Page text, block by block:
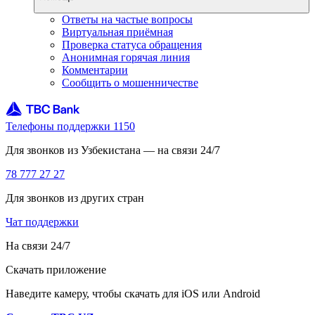
регистрации в разделе «Кредит» надо заполнить короткую
анкету и отправить заявку. Решение придёт за минуту* — вы
увидите свою процентную ставку, а также одобренный
вашей безопасности. Чтобы его разморозить, позвоните в
службу поддержки по номеру 1150 для подтверждения
заявки.
По факту подтверждения деньги поступят на ваш текущий
счёт в приложении TBC Bank Uzbekistan. Их можно перевести
на любую добавленную карту — Uzcard или Humo.
Kredit
Ответы на частые вопросы
Виртуальная приёмная
Проверка статуса обращения
Анонимная горячая линия
Комментарии
Сообщить о мошенничестве
Телефоны поддержки 1150
Для звонков из Узбекистана — на связи 24/7
78 777 27 27
Для звонков из других стран
Чат поддержки
На связи 24/7
Скачать приложение
Наведите камеру, чтобы скачать для iOS или Android